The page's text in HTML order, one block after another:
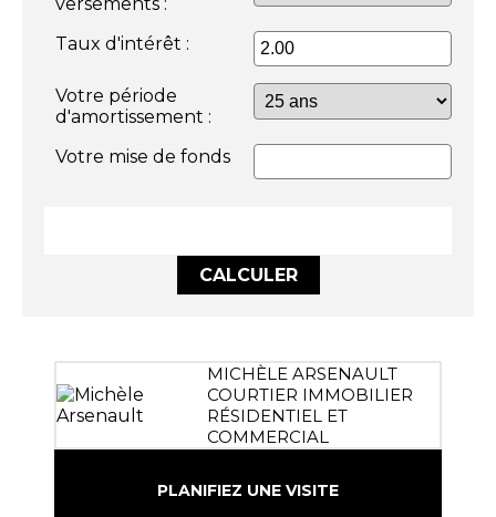
Taux d'intérêt :
Votre période
d'amortissement :
Votre mise de fonds
CALCULER
MICHÈLE ARSENAULT
COURTIER IMMOBILIER
RÉSIDENTIEL ET
COMMERCIAL
PLANIFIEZ UNE VISITE